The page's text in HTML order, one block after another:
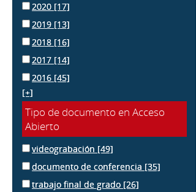
2020 [17]
2019 [13]
2018 [16]
2017 [14]
2016 [45]
[+]
Tipo de documento en Acceso
Abierto
videograbación [49]
documento de conferencia [35]
trabajo final de grado [26]